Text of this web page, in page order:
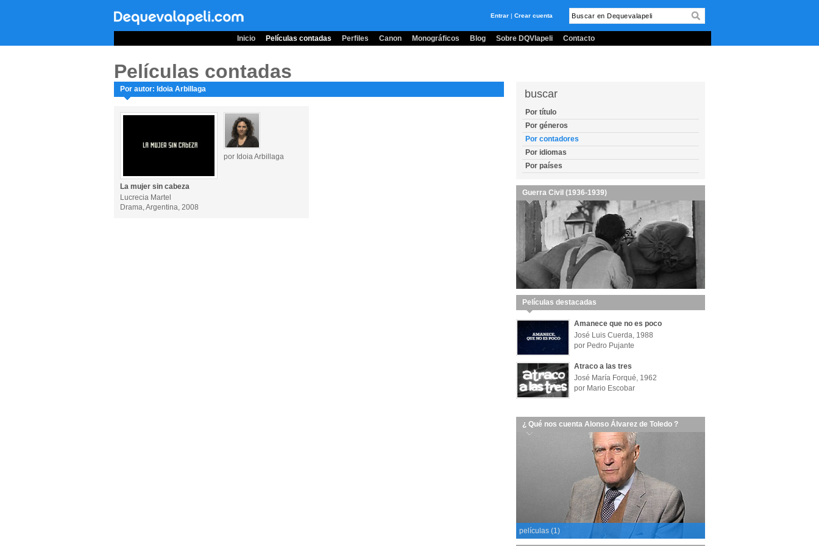
Entrar | Crear cuenta
Inicio Películas contadas Perfiles Canon Monográficos Blog Sobre DQVlapeli Contacto
Películas contadas
Por autor: Idoia Arbillaga
por Idoia Arbillaga
La mujer sin cabeza
Lucrecia Martel
Drama, Argentina, 2008
buscar
Por título
Por géneros
Por contadores
Por idiomas
Por países
Guerra Civil (1936-1939)
Películas destacadas
Amanece que no es poco
José Luis Cuerda, 1988
por Pedro Pujante
Atraco a las tres
José María Forqué, 1962
por Mario Escobar
¿ Qué nos cuenta Alonso Álvarez de Toledo ?
películas (1)